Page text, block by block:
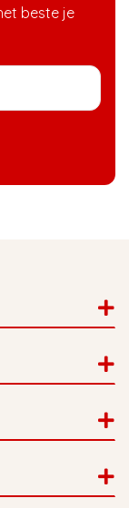
beste je